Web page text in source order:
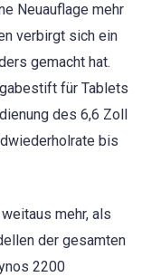
Neuauflage mehr
verbirgt sich ein
gemacht hat.
für Tablets
des 6,6 Zoll
bis
mehr, als
der gesamten
2200